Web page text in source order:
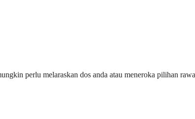
perlu melaraskan dos anda atau meneroka pilihan